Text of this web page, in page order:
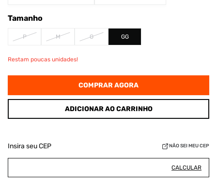
Tamanho
P M G GG
Restam poucas unidades!
COMPRAR AGORA
ADICIONAR AO CARRINHO
Insira seu CEP NÃO SEI MEU CEP
CALCULAR